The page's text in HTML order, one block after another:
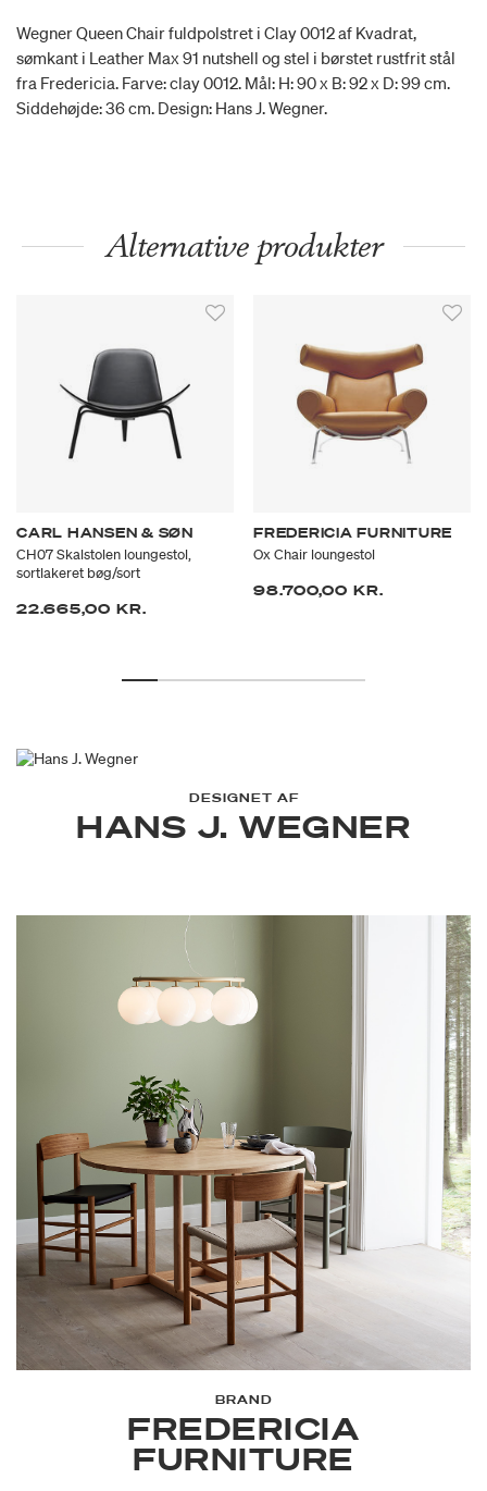
Wegner Queen Chair fuldpolstret i Clay 0012 af Kvadrat,
sømkant i Leather Max 91 nutshell og stel i børstet rustfrit stål
fra Fredericia. Farve: clay 0012. Mål: H: 90 x B: 92 x D: 99 cm.
Siddehøjde: 36 cm. Design: Hans J. Wegner.
Alternative produkter
CARL HANSEN & SØN
CH07 Skalstolen loungestol,
sortlakeret bøg/sort
22.665,00 KR.
FREDERICIA FURNITURE
Ox Chair loungestol
98.700,00 KR.
DESIGNET AF
HANS J. WEGNER
BRAND
FREDERICIA
FURNITURE